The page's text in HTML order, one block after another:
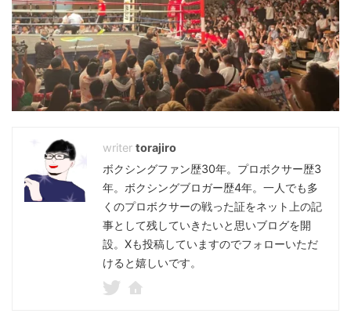
torajiro
ボクシングファン歴30年。プロボクサー歴3
年。ボクシングブロガー歴4年。一人でも多
くのプロボクサーの戦った証をネット上の記
事として残していきたいと思いブログを開
設。Xも投稿していますのでフォローいただ
けると嬉しいです。